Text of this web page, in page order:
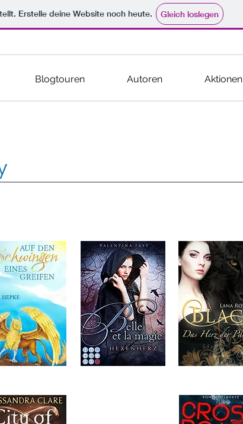
Erstelle deine Website noch heute. Gleich loslegen
Blogtouren Autoren Aktionen